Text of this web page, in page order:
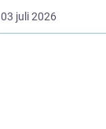
03 juli 2026